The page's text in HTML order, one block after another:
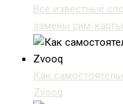
Все известные
замены сим-карты
Как
Zvooq